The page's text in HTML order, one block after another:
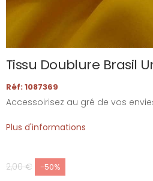
Tissu Doublure Brasil
Réf: 1087369
Accessoirisez au gré de vos
Plus d'informations
2,00 € -50%